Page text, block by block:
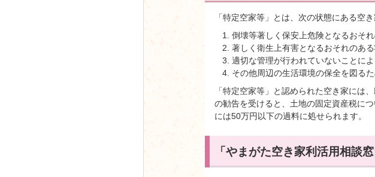
「特定空家等」とは、次の状態にある空き
倒壊等著しく保安上危険となるおそ
著しく衛生上有害となるおそれのあ
適切な管理が行われていないことに
その他周辺の生活環境の保全を図る
「特定空家等」と認められた空き家には
の勧告を受けると、土地の固定資産税に
には50万円以下の過料に処せられます。
「やまがた空き家利活用相談